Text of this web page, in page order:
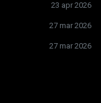
23 apr 2026
27 mar 2026
27 mar 2026